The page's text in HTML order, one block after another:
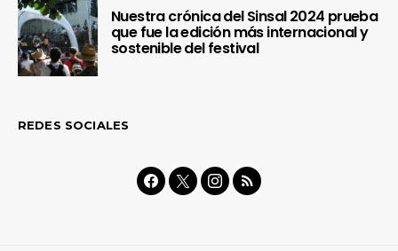
Nuestra crónica del Sinsal 2024 prueba
que fue la edición más internacional y
sostenible del festival
REDES SOCIALES